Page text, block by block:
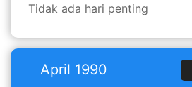
Tidak ada hari penting
April 1990